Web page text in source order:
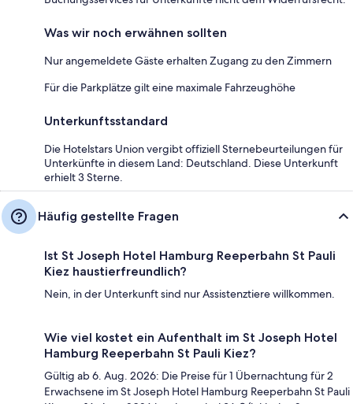
Was wir noch erwähnen sollten
Nur angemeldete Gäste erhalten Zugang zu den Zimmern
Für die Parkplätze gilt eine maximale Fahrzeughöhe
Unterkunftsstandard
Die Hotelstars Union vergibt offiziell Sternebeurteilungen für
Unterkünfte in diesem Land: Deutschland. Diese Unterkunft
erhielt 3 Sterne.
Häufig gestellte Fragen
Ist St Joseph Hotel Hamburg Reeperbahn St Pauli
Kiez haustierfreundlich?
Nein, in der Unterkunft sind nur Assistenztiere willkommen.
Wie viel kostet ein Aufenthalt im St Joseph Hotel
Hamburg Reeperbahn St Pauli Kiez?
Gültig ab 6. Aug. 2026: Die Preise für 1 Übernachtung für 2
Erwachsene im St Joseph Hotel Hamburg Reeperbahn St Pauli